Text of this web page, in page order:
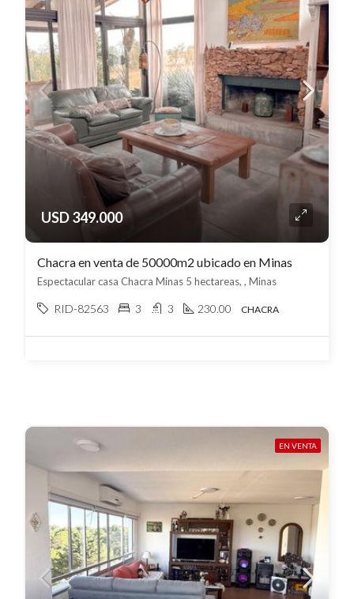
USD 349.000
Chacra en venta de 50000m2 ubicado en Minas
Espectacular casa Chacra Minas 5 hectareas, , Minas
RID-82563 3 3 230.00 CHACRA
EN VENTA